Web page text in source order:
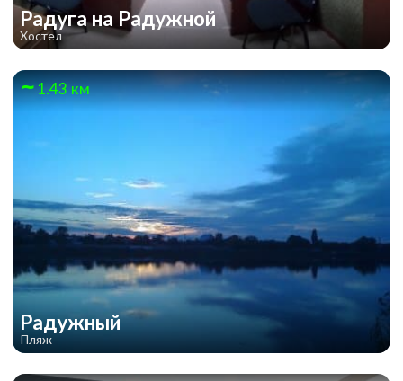
Радуга на Радужной
Хостел
1.43 км
Радужный
Пляж